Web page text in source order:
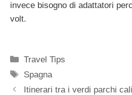
invece bisogno di adattatori
volt.
Categorie
Travel Tips
Tag
Spagna
Itinerari tra i verdi parchi